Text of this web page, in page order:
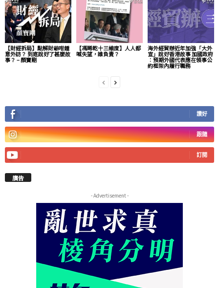
【財經拆局】點解財爺咁鍾
意外訪？ 到底說好了甚麼故
事？ – 顏寶剛
【馮睎乾十三維度】人人都
喊失望，誰負責？
海外經貿辦近年加強「大外
宣」說好香港故事 加國政府
︰預期外國代表應在領事公
約框架內履行職務
讚好
跟隨
訂閱
廣告
- Advertisement -